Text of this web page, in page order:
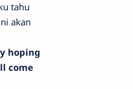
tahu
akan
hoping
come